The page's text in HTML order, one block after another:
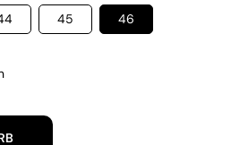
45 46